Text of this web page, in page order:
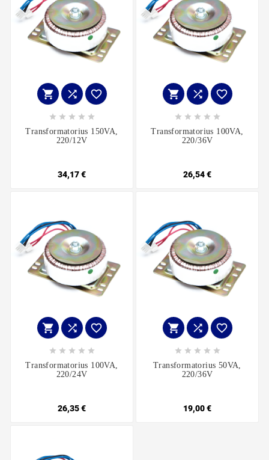
  
    
Transformatorius 150VA,
220/12V
34,17 €
  
    
Transformatorius 100VA,
220/36V
26,54 €
  
    
Transformatorius 100VA,
220/24V
26,35 €
  
    
Transformatorius 50VA,
220/36V
19,00 €